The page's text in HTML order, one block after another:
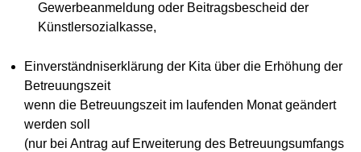
Gewerbeanmeldung oder Beitragsbescheid der
Künstlersozialkasse,
Einverständniserklärung der Kita über die Erhöhung der
Betreuungszeit
wenn die Betreuungszeit im laufenden Monat geändert
werden soll
(nur bei Antrag auf Erweiterung des Betreuungsumfangs